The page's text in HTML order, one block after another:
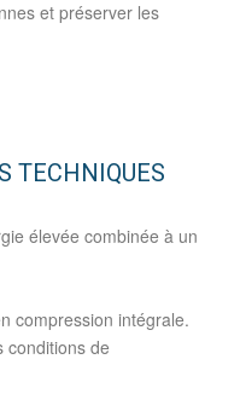
et préserver les
TECHNIQUES
élevée combinée à un
compression intégrale.
conditions de